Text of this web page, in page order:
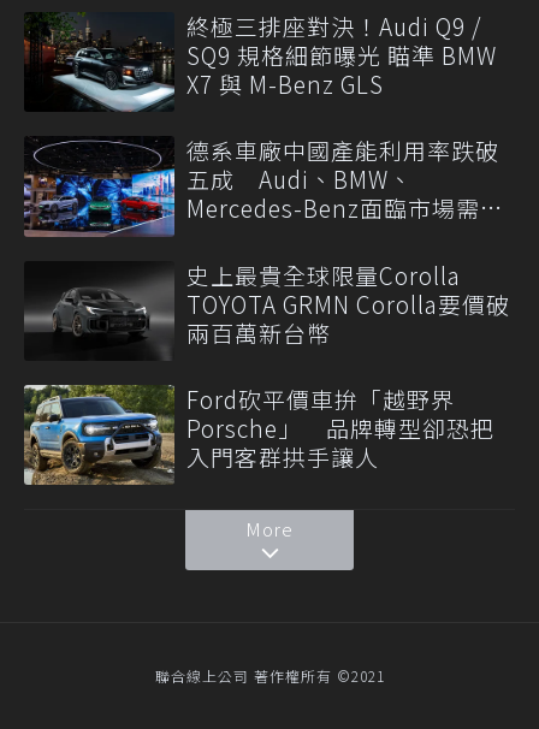
終極三排座對決！Audi Q9 /
SQ9 規格細節曝光 瞄準 BMW
X7 與 M-Benz GLS
德系車廠中國產能利用率跌破
五成 Audi、BMW、
Mercedes-Benz面臨市場需求
史上最貴全球限量Corolla
TOYOTA GRMN Corolla要價破
兩百萬新台幣
Ford砍平價車拚「越野界
Porsche」 品牌轉型卻恐把
入門客群拱手讓人
More
聯合線上公司 著作權所有 ©2021